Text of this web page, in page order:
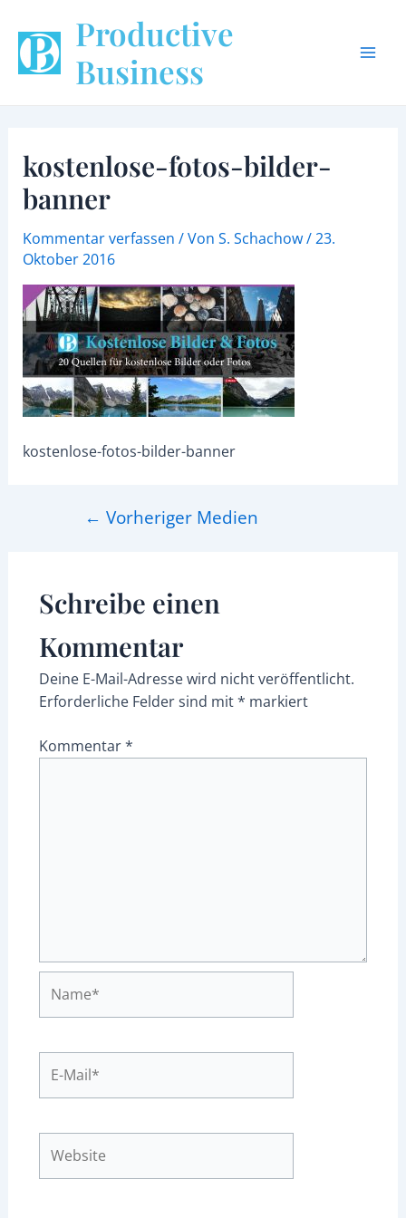
Inhalt
springen
Productive
Business
kostenlose-fotos-bilder-
banner
Kommentar verfassen / Von S. Schachow/23.
Oktober 2016
kostenlose-fotos-bilder-banner
← Vorheriger Medien
Schreibe einen
Kommentar
Deine E-Mail-Adresse wird nicht veröffentlicht.
Erforderliche Felder sind mit* markiert
Kommentar*
Mail*